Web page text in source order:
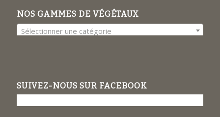
NOS GAMMES DE VÉGÉTAUX
Sélectionner une catégorie
SUIVEZ-NOUS SUR FACEBOOK